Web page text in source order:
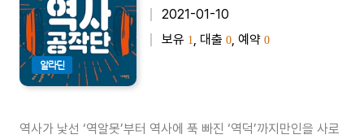
알라딘
2021-01-10
보유 1 , 대출 0 , 예약 0
역사가 낯선 ‘역알못’부터 역사에 푹 빠진 ‘역덕’까지만인을 사로